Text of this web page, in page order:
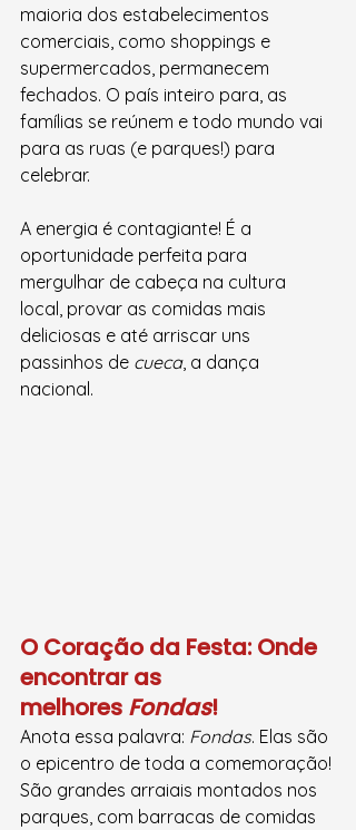
maioria dos estabelecimentos
comerciais, como shoppings e
supermercados, permanecem
fechados. O país inteiro para, as
famílias se reúnem e todo mundo vai
para as ruas (e parques!) para
celebrar.
A energia é contagiante! É a
oportunidade perfeita para
mergulhar de cabeça na cultura
local, provar as comidas mais
deliciosas e até arriscar uns
passinhos de cueca, a dança
nacional.
O Coração da Festa: Onde
encontrar as
melhores Fondas!
Anota essa palavra: Fondas. Elas são
o epicentro de toda a comemoração!
São grandes arraiais montados nos
parques, com barracas de comidas